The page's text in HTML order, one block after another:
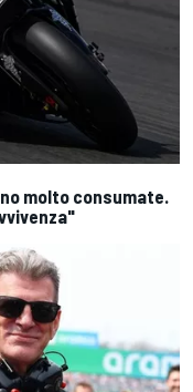
molto consumate.